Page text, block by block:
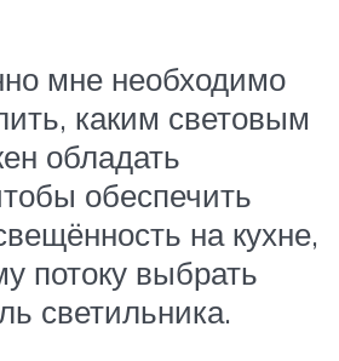
мне необходимо
каким световым
обладать
обеспечить
на кухне,
потоку выбрать
светильника.